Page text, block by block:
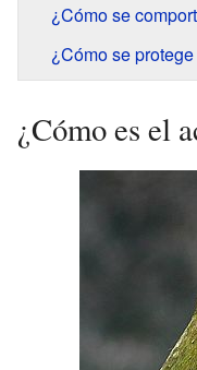
¿Cómo se
¿Cómo se
¿Cómo es el